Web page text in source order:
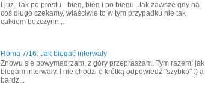
I już. Tak po prostu - bieg, bieg i po biegu. Jak zawsze gdy na
coś długo czekamy, właściwie to w tym przypadku nie tak
całkiem bezczynn...
Roma 7/16: Jak biegać interwały
Znowu się powymądrzam, z góry przepraszam. Tym razem: jak
biegam interwały. I nie chodzi o krótką odpowiedź "szybko" :) a
bardz...